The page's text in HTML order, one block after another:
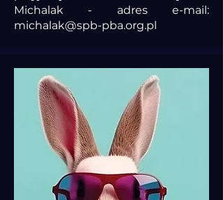
Michalak - adres e-mail:
michalak@spb-pba.org.pl